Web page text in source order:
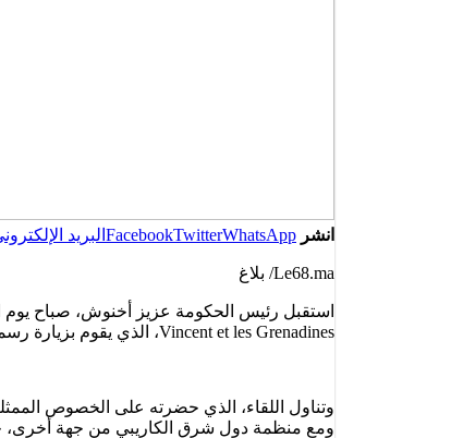
انشر FacebookTwitterWhatsApp البريد
Le68.ma/ بلاغ
Vincent et les Grenadines، الذي يقوم بزيارة رسمية للمغرب.
وتناول اللقاء، الذي حضرته على الخصوص
ومع منظمة دول شرق الكاريبي من جهة أخرى، حيث قامت هذه الأخيرة في شهر مارس